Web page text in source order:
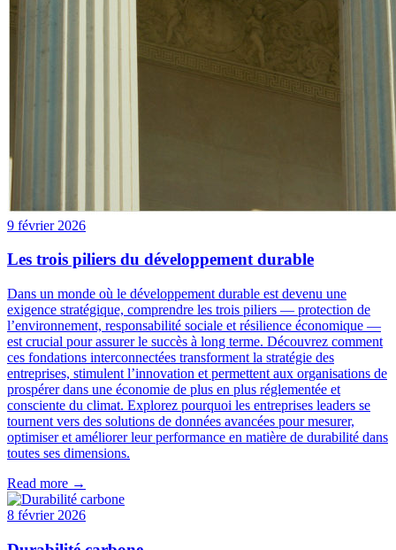
9 février 2026
Les trois piliers du développement durable
Dans un monde où le développement durable est devenu une
exigence stratégique, comprendre les trois piliers — protection de
l’environnement, responsabilité sociale et résilience économique —
est crucial pour assurer le succès à long terme. Découvrez comment
ces fondations interconnectées transforment la stratégie des
entreprises, stimulent l’innovation et permettent aux organisations de
prospérer dans une économie de plus en plus réglementée et
consciente du climat. Explorez pourquoi les entreprises leaders se
tournent vers des solutions de données avancées pour mesurer,
optimiser et améliorer leur performance en matière de durabilité dans
toutes ses dimensions.
Read more →
8 février 2026